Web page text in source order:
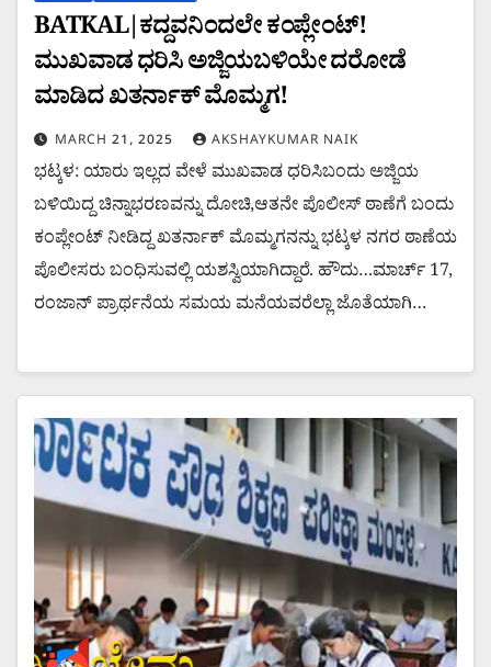
BATKAL|ಕದ್ದವನಿಂದಲೇ ಕಂಪ್ಲೇಂಟ್!
ಮುಖವಾಡ ಧರಿಸಿ ಅಜ್ಜಿಯಬಳಿಯೇ ದರೋಡೆ
ಮಾಡಿದ ಖತರ್ನಾಕ್ ಮೊಮ್ಮಗ!
MARCH 21, 2025 AKSHAYKUMAR NAIK
ಭಟ್ಕಳ: ಯಾರು ಇಲ್ಲದ ವೇಳೆ ಮುಖವಾಡ ಧರಿಸಿಬಂದು ಅಜ್ಜಿಯ
ಬಳಿಯಿದ್ದ ಚಿನ್ನಾಭರಣವನ್ನು ದೋಚಿ,ಆತನೇ ಪೊಲೀಸ್ ಠಾಣೆಗೆ ಬಂದು
ಕಂಪ್ಲೇಂಟ್ ನೀಡಿದ್ದ ಖತರ್ನಾಕ್ ಮೊಮ್ಮಗನನ್ನು ಭಟ್ಕಳ ನಗರ ಠಾಣೆಯ
ಪೊಲೀಸರು ಬಂಧಿಸುವಲ್ಲಿ ಯಶಸ್ವಿಯಾಗಿದ್ದಾರೆ. ಹೌದು…ಮಾರ್ಚ್ 17,
ರಂಜಾನ್ ಪ್ರಾರ್ಥನೆಯ ಸಮಯ ಮನೆಯವರೆಲ್ಲಾ ಜೊತೆಯಾಗಿ…